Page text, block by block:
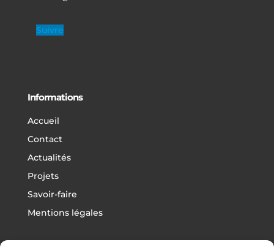
Suivre
Informations
Accueil
Contact
Actualités
Projets
Savoir-faire
Mentions légales